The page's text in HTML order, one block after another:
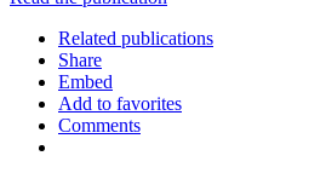
Related publications
Share
Embed
Add to favorites
Comments